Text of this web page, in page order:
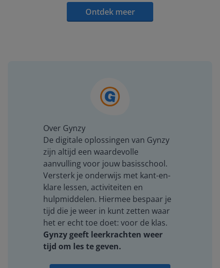
Ontdek meer
Over Gynzy
De digitale oplossingen van Gynzy
zijn altijd een waardevolle
aanvulling voor jouw basisschool.
Versterk je onderwijs met kant-en-
klare lessen, activiteiten en
hulpmiddelen. Hiermee bespaar je
tijd die je weer in kunt zetten waar
het er echt toe doet: voor de klas.
Gynzy geeft leerkrachten weer
tijd om les te geven.